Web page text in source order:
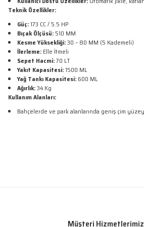
Teknik Özellikler:
Güç:173 CC / 5.5 HP
Bıçak Ölçüsü: 510 MM
Kesme Yüksekliği:30 – 80 MM (5 Kademeli)
İlerleme: Elle İtmeli
Sepet Hacmi:70 LT
Yakıt Kapasitesi:1500 ML
Yağ Tankı Kapasitesi: 600 ML
Ağırlık:34 Kg
Kullanım Alanları:
Bahçelerde ve park alanlarında geniş çim
Ürün bilgilerinde hatalar bulunuyor.
mehmet sert | 13/02/2026Müşteri Hizmetlerimiz